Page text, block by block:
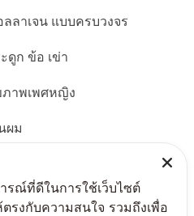
ลาเจน แบบครบวงจร
ดูก ข้อ เข่า
ภาพเพศหญิง
ผม
ายตา
รณ์ที่ดีในการใช้เว็บไซต์
รงกับความสนใจ รวมถึงเพื่อ